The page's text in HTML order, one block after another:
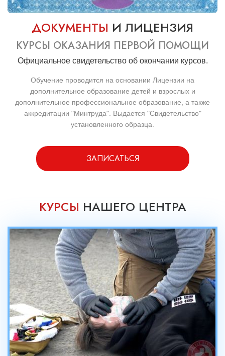
ДОКУМЕНТЫ И ЛИЦЕНЗИЯ
КУРСЫ ОКАЗАНИЯ ПЕРВОЙ ПОМОЩИ
Официальное свидетельство об окончании курсов.
Обучение проводится на основании Лицензии на
дополнительное образование детей и взрослых и
дополнительное профессиональное образование, а также
аккредитации "Минтруда". Выдается "Свидетельство"
установленного образца.
ЗАПИСАТЬСЯ
КУРСЫ НАШЕГО ЦЕНТРА